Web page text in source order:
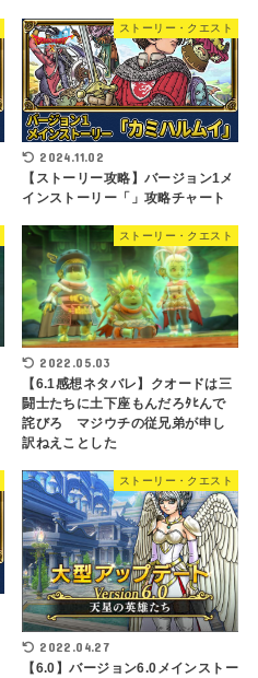
ストーリー・クエスト
2024.11.02
【ストーリー攻略】バージョン1メ
インストーリー「」攻略チャート
ストーリー・クエスト
2022.05.03
【6.1感想ネタバレ】クオードは三
闘士たちに土下座もんだろﾀﾋんで
詫びろ マジウチの従兄弟が申し
訳ねえことした
ストーリー・クエスト
2022.04.27
【6.0】バージョン6.0メインストー